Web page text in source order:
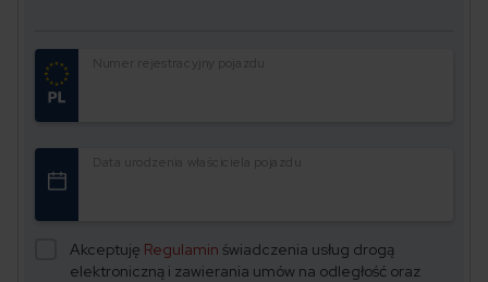
Numer rejestracyjny pojazdu
Data urodzenia właściciela pojazdu
Akceptuję Regulamin świadczenia usług drogą
elektroniczną i zawierania umów na odległość oraz